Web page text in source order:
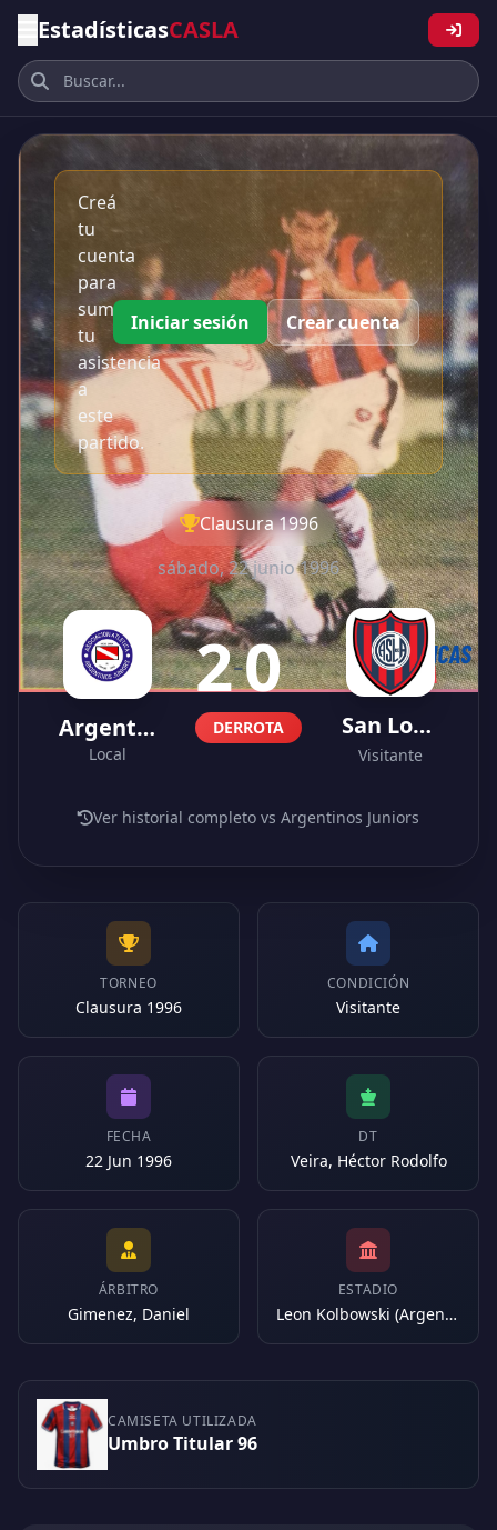
EstadísticasCASLA
Creá
tu
cuenta
para
sumar
tu
asistencia
a
este
partido.
Iniciar sesión Crear cuenta
Clausura 1996
sábado, 22 junio 1996
Argentinos Juniors
Local
2-0
DERROTA San Lorenzo
Visitante
Ver historial completo vs Argentinos Juniors
TORNEO
Clausura 1996
CONDICIÓN
Visitante
FECHA
22 Jun 1996
DT
Veira, Héctor Rodolfo
ÁRBITRO
Gimenez, Daniel
ESTADIO
Leon Kolbowski (Argentina)
CAMISETA UTILIZADA
Umbro Titular 96